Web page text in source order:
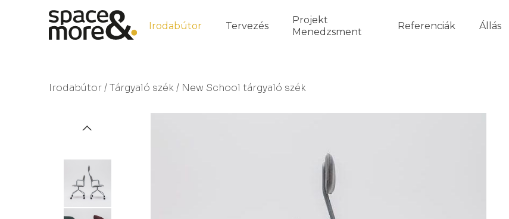
Irodabútor Tervezés
Projekt
Menedzsment
Referenciák Állás
Irodabútor/Tárgyaló szék/ New School tárgyaló szék